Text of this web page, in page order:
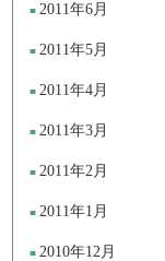
2011年6月
2011年5月
2011年4月
2011年3月
2011年2月
2011年1月
2010年12月